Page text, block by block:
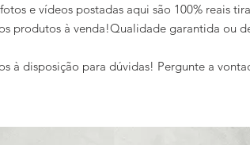
e vídeos postadas aqui são 100% reais
produtos à venda!Qualidade garantida ou
à disposição para dúvidas! Pergunte a